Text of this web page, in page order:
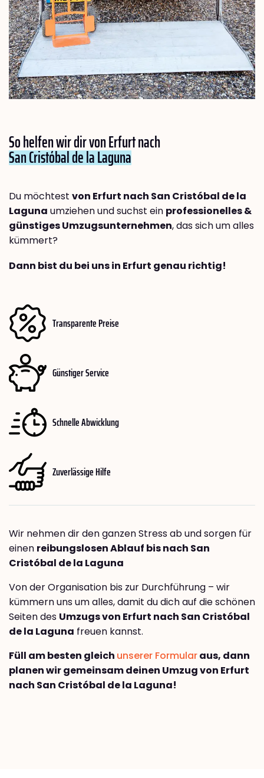
So helfen wir dir von Erfurt nach
San Cristóbal de la Laguna
Du möchtest von Erfurt nach San Cristóbal de la
Laguna umziehen und suchst ein professionelles &
günstiges Umzugsunternehmen, das sich um alles
kümmert?
Dann bist du bei uns in Erfurt genau richtig!
Transparente Preise
Günstiger Service
Schnelle Abwicklung
Zuverlässige Hilfe
Wir nehmen dir den ganzen Stress ab und sorgen für
einen reibungslosen Ablauf bis nach San
Cristóbal de la Laguna
Von der Organisation bis zur Durchführung – wir
kümmern uns um alles, damit du dich auf die schönen
Seiten des Umzugs von Erfurt nach San Cristóbal
de la Laguna freuen kannst.
Füll am besten gleich unserer Formularaus, dann
planen wir gemeinsam deinen Umzug von Erfurt
nach San Cristóbal de la Laguna!